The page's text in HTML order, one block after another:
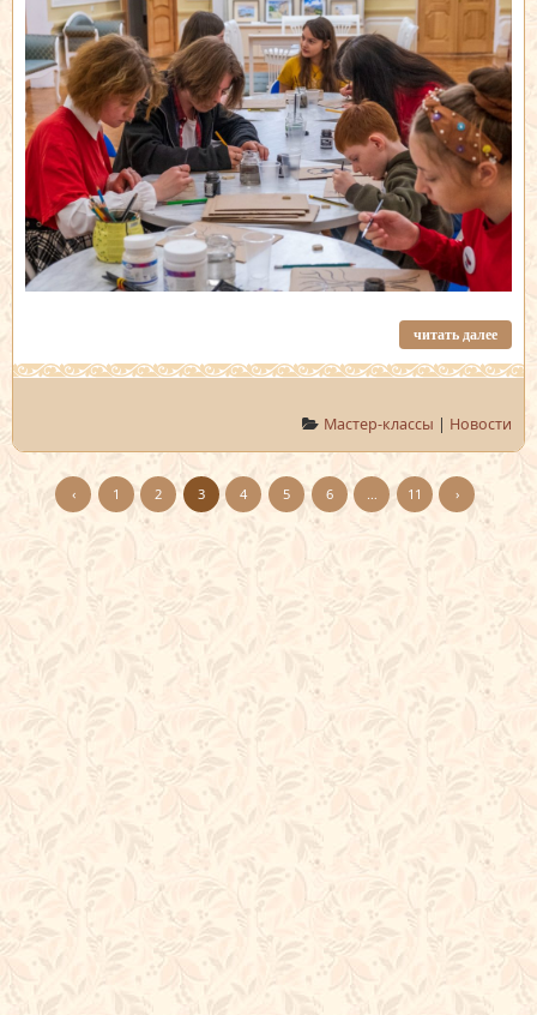
читать далее
Мастер-классы | Новости
‹ 1 2 3 4 5 6 11 ›